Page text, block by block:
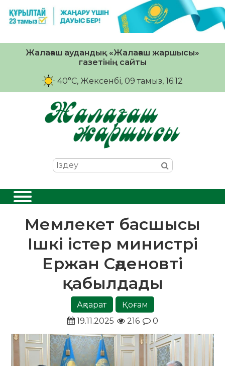
Жалағаш аудандық «Жалағаш жаршысы»
газетінің сайты
40°C, Жексенбі, 09 тамыз, 16:12
Мемлекет басшысы
Ішкі істер министрі
Ержан Сәденовті
қабылдады
Ақпарат
Қоғам
19.11.2025
216 0